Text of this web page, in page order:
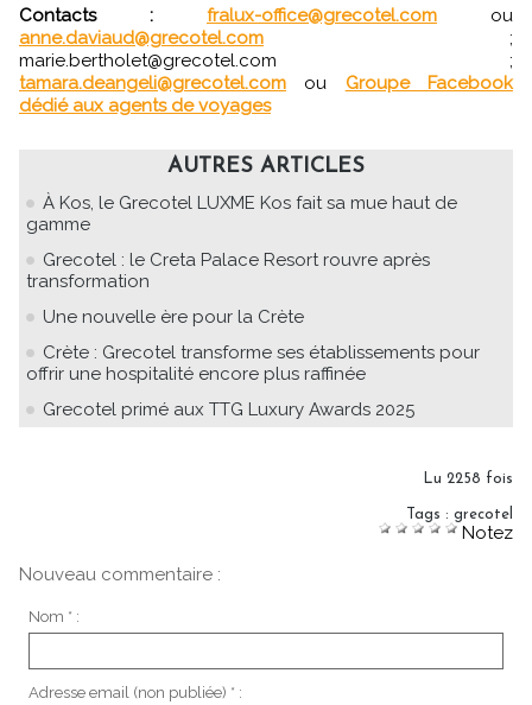
Contacts : fralux-office@grecotel.com ou
anne.daviaud@grecotel.com ;
marie.bertholet@grecotel.com ;
tamara.deangeli@grecotel.com ou Groupe Facebook
dédié aux agents de voyages
AUTRES ARTICLES
À Kos, le Grecotel LUXME Kos fait sa mue haut de
gamme
Grecotel : le Creta Palace Resort rouvre après
transformation
Une nouvelle ère pour la Crète
Crète : Grecotel transforme ses établissements pour
offrir une hospitalité encore plus raffinée
Grecotel primé aux TTG Luxury Awards 2025
Lu 2258 fois
Tags : grecotel
Notez
Nouveau commentaire :
Nom * :
Adresse email (non publiée) * :